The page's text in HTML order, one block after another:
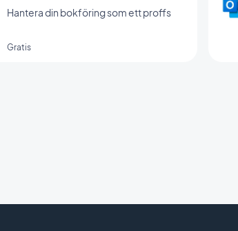
Hantera din bokföring som ett proffs
Gratis